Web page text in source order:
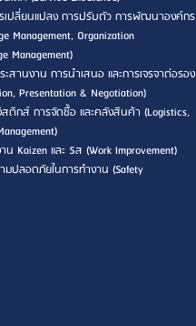
เปลี่ยนแปลง การปรับตัว การพัฒนาองค์กร
Management, Organization
Management)
านงาน การนำเสนอ และการเจรจาต่อรอง
Presentation & Negotiation)
ติกส์ การจัดซื้อ และคลังสินค้า (Logistics,
Kaizen และ 5ส (Work Improvement)
ปลอดภัยในการทำงาน (Safety